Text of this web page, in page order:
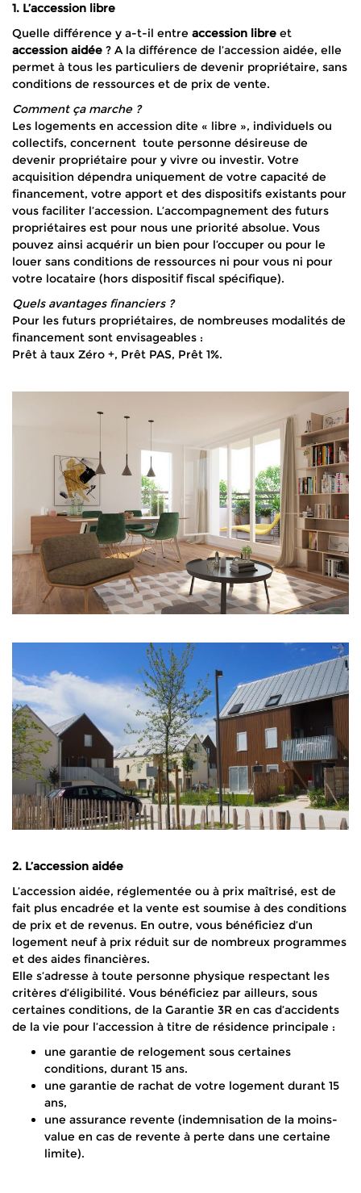
1. L’accession libre
Quelle différence y a-t-il entre accession libre et
accession aidée ? A la différence de l’accession aidée, elle
permet à tous les particuliers de devenir propriétaire, sans
conditions de ressources et de prix de vente.
Comment ça marche ?
Les logements en accession dite « libre », individuels ou
collectifs, concernent toute personne désireuse de
devenir propriétaire pour y vivre ou investir. Votre
acquisition dépendra uniquement de votre capacité de
financement, votre apport et des dispositifs existants pour
vous faciliter l’accession. L’accompagnement des futurs
propriétaires est pour nous une priorité absolue. Vous
pouvez ainsi acquérir un bien pour l’occuper ou pour le
louer sans conditions de ressources ni pour vous ni pour
votre locataire (hors dispositif fiscal spécifique).
Quels avantages financiers ?
Pour les futurs propriétaires, de nombreuses modalités de
financement sont envisageables :
Prêt à taux Zéro +, Prêt PAS, Prêt 1%.
2. L’accession aidée
L’accession aidée, réglementée ou à prix maîtrisé, est de
fait plus encadrée et la vente est soumise à des conditions
de prix et de revenus. En outre, vous bénéficiez d’un
logement neuf à prix réduit sur de nombreux programmes
et des aides financières.
Elle s’adresse à toute personne physique respectant les
critères d’éligibilité. Vous bénéficiez par ailleurs, sous
certaines conditions, de la Garantie 3R en cas d’accidents
de la vie pour l’accession à titre de résidence principale :
une garantie de relogement sous certaines
conditions, durant 15 ans.
une garantie de rachat de votre logement durant 15
ans,
une assurance revente (indemnisation de la moins-
value en cas de revente à perte dans une certaine
limite).